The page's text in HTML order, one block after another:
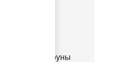
Рыбки клоуны